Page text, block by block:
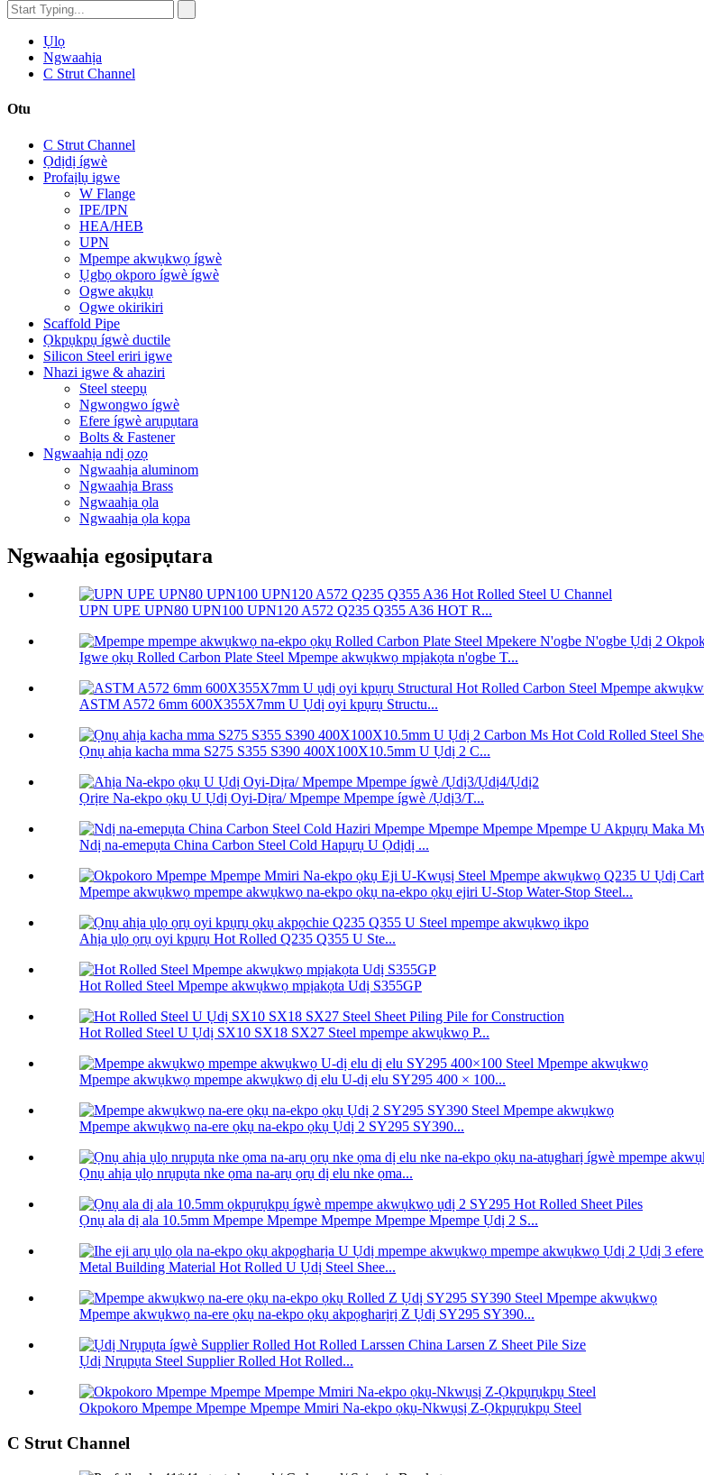
Ụlọ
Ngwaahịa
C Strut Channel
Otu
C Strut Channel
Ọdịdị ígwè
Profaịlụ igwe
W Flange
IPE/IPN
HEA/HEB
UPN
Mpempe akwụkwọ ígwè
Ụgbọ okporo ígwè ígwè
Ogwe akụkụ
Ogwe okirikiri
Scaffold Pipe
Ọkpụkpụ ígwè ductile
Silicon Steel eriri igwe
Nhazi igwe & ahaziri
Steel steepụ
Ngwongwo ígwè
Efere ígwè arụpụtara
Bolts & Fastener
Ngwaahịa ndị ọzọ
Ngwaahịa aluminom
Ngwaahịa Brass
Ngwaahịa ọla
Ngwaahịa ọla kọpa
Ngwaahịa egosipụtara
UPN UPE UPN80 UPN100 UPN120 A572 Q235 Q355 A36 HOT R...
Igwe ọkụ Rolled Carbon Plate Steel Mpempe akwụkwọ mpịakọta n'ogbe T...
ASTM A572 6mm 600X355X7mm U Ụdị oyi kpụrụ Structu...
Ọnụ ahịa kacha mma S275 S355 S390 400X100X10.5mm U Ụdị 2 C...
Ọrịre Na-ekpo ọkụ U Ụdị Oyi-Dịra/ Mpempe Mpempe ígwè /Ụdị3/T...
Ndị na-emepụta China Carbon Steel Cold Hapụrụ U Ọdịdị ...
Mpempe akwụkwọ mpempe akwụkwọ na-ekpo ọkụ na-ekpo ọkụ ejiri U-Stop Water-Stop Steel...
Ahịa ụlọ ọrụ oyi kpụrụ Hot Rolled Q235 Q355 U Ste...
Hot Rolled Steel Mpempe akwụkwọ mpịakọta Udị S355GP
Hot Rolled Steel U Ụdị SX10 SX18 SX27 Steel mpempe akwụkwọ P...
Mpempe akwụkwọ mpempe akwụkwọ dị elu U-dị elu SY295 400 × 100...
Mpempe akwụkwọ na-ere ọkụ na-ekpo ọkụ Ụdị 2 SY295 SY390...
Ọnụ ahịa ụlọ nrụpụta nke ọma na-arụ ọrụ dị elu nke ọma...
Ọnụ ala dị ala 10.5mm Mpempe Mpempe Mpempe Mpempe Mpempe Ụdị 2 S...
Metal Building Material Hot Rolled U Ụdị Steel Shee...
Mpempe akwụkwọ na-ere ọkụ na-ekpo ọkụ akpọgharịrị Z Ụdị SY295 SY390...
Ụdị Nrụpụta Steel Supplier Rolled Hot Rolled...
Okpokoro Mpempe Mpempe Mpempe Mmiri Na-ekpo ọkụ-Nkwụsị Z-Ọkpụrụkpụ Steel
C Strut Channel